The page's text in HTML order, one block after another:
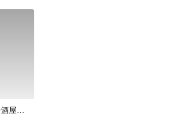
Kachaguri Sakaba Koteya｜町屋居酒屋推薦